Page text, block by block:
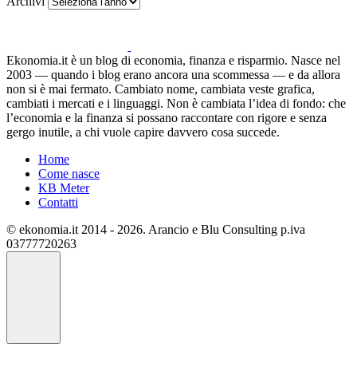
Ekonomia.it è un blog di economia, finanza e risparmio. Nasce nel
2003 — quando i blog erano ancora una scommessa — e da allora
non si è mai fermato. Cambiato nome, cambiata veste grafica,
cambiati i mercati e i linguaggi. Non è cambiata l’idea di fondo: che
l’economia e la finanza si possano raccontare con rigore e senza
gergo inutile, a chi vuole capire davvero cosa succede.
Home
Come nasce
KB Meter
Contatti
© ekonomia.it 2014 - 2026. Arancio e Blu Consulting p.iva
03777720263